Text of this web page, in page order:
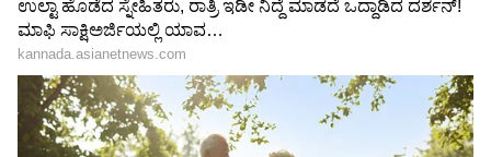
ಹೀಗಾಗಿ ಇಂದಿನ ಎಪಿಸೋಡ್‌ ಅತ್ಯಂತ ಕುತೂಹಲ
ಮೂಡಿಸಿದೆ. ಮೊದಲು ಗೌತಮ್ -ಭೂಮಿಕಾ ಮದುವೆ ನಡೆದು
ಬಳಿಕ ಮಹಿಮಾ-ಜೀವನ್ ಮದುವೆ ನಡೆಯುತ್ತಾ? ಅಥವಾ
ಗೌತಮ್ ತಾಯಿಯ ಮುಂದಿನ ನಡೆಯೇನು ಎಂಬುದು ಇಂದಿನ
ಎಪಿಸೋಡ್‌ನಲ್ಲಿ ತಿಳಿಯಲಿದೆ.